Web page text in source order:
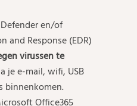
en/of
and Response (EDR)
virussen te
je e-mail, wifi, USB
binnenkomen.
Office365